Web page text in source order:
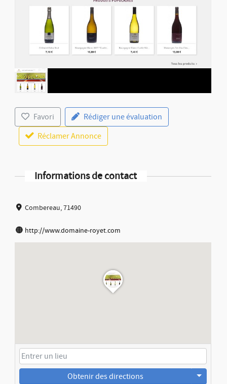
Favori
Rédiger une évaluation
Réclamer Annonce
Informations de contact
Combereau, 71490
http://www.domaine-royet.com
Obtenir des directions